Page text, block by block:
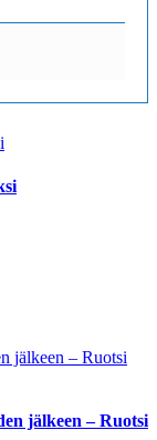
jälkeen – Ruotsi